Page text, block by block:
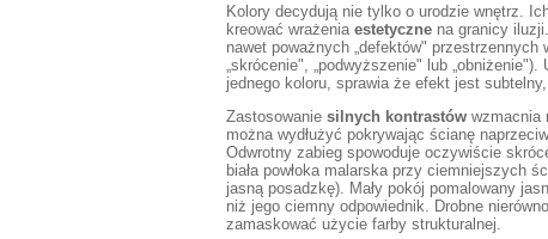
Kolory decydują nie tylko o urodzie wnętrz.
kreować wrażenia estetycznena granicy
nawet poważnych „defektów" przestrzennych
„skrócenie", „podwyższenie" lub
jednego koloru, sprawia że efekt jest
Zastosowanie silnych kontrastówwzmacnia
można wydłużyć pokrywając ścianę
Odwrotny zabieg spowoduje oczywiście
biała powłoka malarska przy ciemniejszych
jasną posadzkę). Mały pokój pomalowany
niż jego ciemny odpowiednik. Drobne
zamaskować użycie farby strukturalnej.